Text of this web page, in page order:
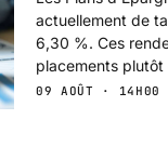
actuellement de
6,30 %. Ces
placements plutôt
09 AOÛT · 14H00